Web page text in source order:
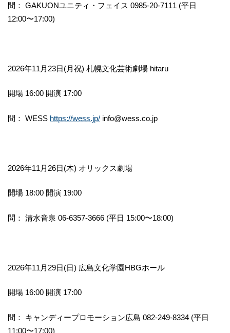
問： GAKUONユニティ・フェイス 0985-20-7111 (平日
12:00〜17:00)
2026年11月23日(月祝) 札幌文化芸術劇場 hitaru
開場 16:00 開演 17:00
問： WESS https://wess.jp/ info@wess.co.jp
2026年11月26日(木) オリックス劇場
開場 18:00 開演 19:00
問： 清水音泉 06-6357-3666 (平日 15:00〜18:00)
2026年11月29日(日) 広島文化学園HBGホール
開場 16:00 開演 17:00
問： キャンディープロモーション広島 082-249-8334 (平日
11:00〜17:00)